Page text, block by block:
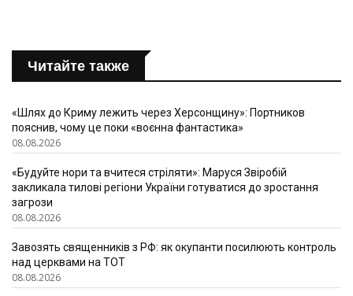
Читайте также
«Шлях до Криму лежить через Херсонщину»: Портников
пояснив, чому це поки «воєнна фантастика»
08.08.2026
«Будуйте нори та вчитеся стріляти»: Маруся Звіробій
закликала тилові регіони України готуватися до зростання
загрози
08.08.2026
Завозять священників з РФ: як окупанти посилюють контроль
над церквами на ТОТ
08.08.2026